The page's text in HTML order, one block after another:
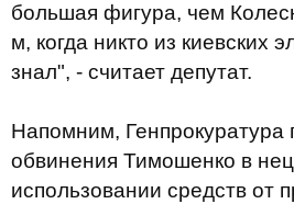
большая фигура, чем
м, когда никто из киевских
знал", - считает депутат.
Напомним, Генпрокуратура
обвинения Тимошенко в
использовании средств от